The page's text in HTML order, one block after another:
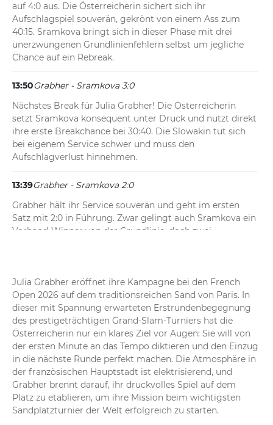
auf 4:0 aus. Die Österreicherin sichert sich ihr
Aufschlagspiel souverän, gekrönt von einem Ass zum
40:15. Sramkova bringt sich in dieser Phase mit drei
unerzwungenen Grundlinienfehlern selbst um jegliche
Chance auf ein Rebreak.
13:50Grabher - Sramkova 3:0
Nächstes Break für Julia Grabher! Die Österreicherin
setzt Sramkova konsequent unter Druck und nutzt direkt
ihre erste Breakchance bei 30:40. Die Slowakin tut sich
bei eigenem Service schwer und muss den
Aufschlagverlust hinnehmen.
13:39Grabher - Sramkova 2:0
Grabher hält ihr Service souverän und geht im ersten
Satz mit 2:0 in Führung. Zwar gelingt auch Sramkova ein
Vorhand-Winner von der Grundlinie, doch zwei
13:35Grabher - Sramkova 1:0
Traumstart für Julia Grabher! Die Österreicherin sichert
sich direkt im ersten Aufschlagspiel das Break zum 1:0.
Sramkova hat noch sichtlich Mühe mit ihrem ersten
Aufschlag und gibt ihr Service bei 30:40 ab.
Julia Grabher eröffnet ihre Kampagne bei den French
Open 2026 auf dem traditionsreichen Sand von Paris. In
dieser mit Spannung erwarteten Erstrundenbegegnung
des prestigeträchtigen Grand-Slam-Turniers hat die
Österreicherin nur ein klares Ziel vor Augen: Sie will von
der ersten Minute an das Tempo diktieren und den Einzug
in die nächste Runde perfekt machen. Die Atmosphäre in
der französischen Hauptstadt ist elektrisierend, und
Grabher brennt darauf, ihr druckvolles Spiel auf dem
Platz zu etablieren, um ihre Mission beim wichtigsten
Sandplatzturnier der Welt erfolgreich zu starten.